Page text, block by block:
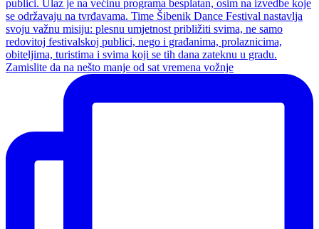
Zamislite da na nešto manje od sat vremena vožnje